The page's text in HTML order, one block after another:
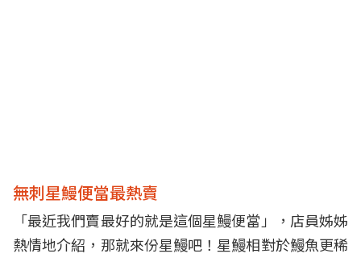
無刺星鰻便當最熱賣
「最近我們賣最好的就是這個星鰻便當」，店員姊姊
熱情地介紹，那就來份星鰻吧！星鰻相對於鰻魚更稀